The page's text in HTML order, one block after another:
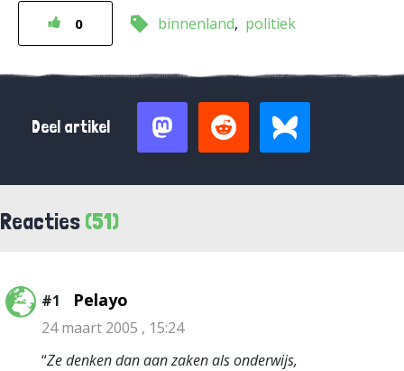
0 binnenland politiek
Deel artikel
Reacties (51)
#1 Pelayo
24 maart 2005 , 15:24
“Ze denken dan aan zaken als onderwijs,